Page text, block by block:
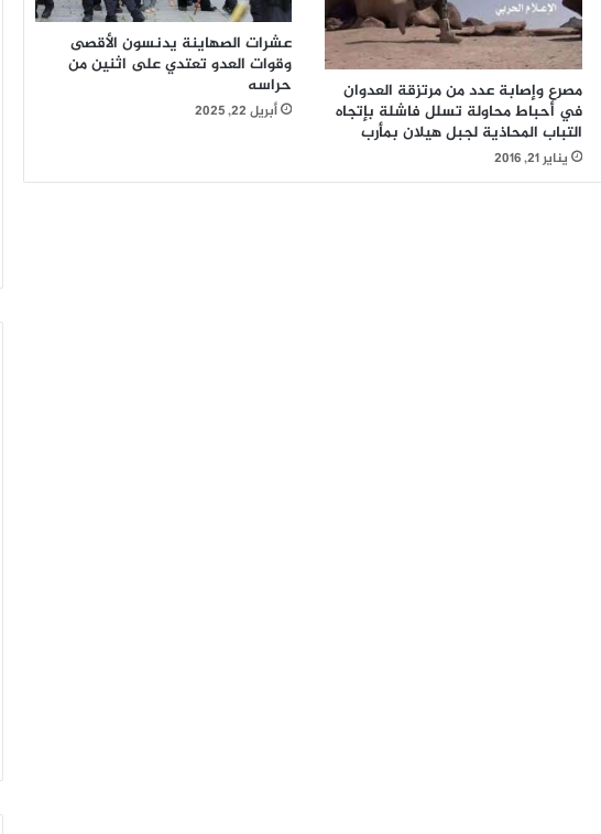
مصرع وإصابة عدد من مرتزقة العدوان
في أحباط محاولة تسلل فاشلة بإتجاه
التباب المحاذية لجبل هيلان بمأرب
يناير 21, 2016
عشرات الصهاينة يدنسون الأقصى
وقوات العدو تعتدي على اثنين من
حراسه
أبريل 22, 2025